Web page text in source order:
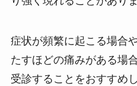
症状が頻繁に起こる場合
たすほどの痛みがある場
受診することをおすすめし